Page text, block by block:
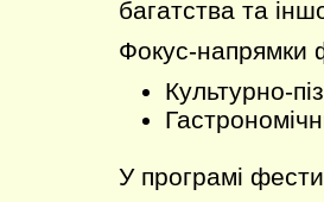
багатства та
Фокус-напрямки
Культурно-
У програмі